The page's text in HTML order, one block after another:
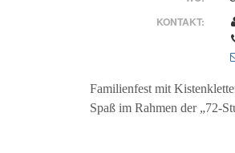
KONTAKT:
Familienfest mit
Spaß im Rahmen der „72-